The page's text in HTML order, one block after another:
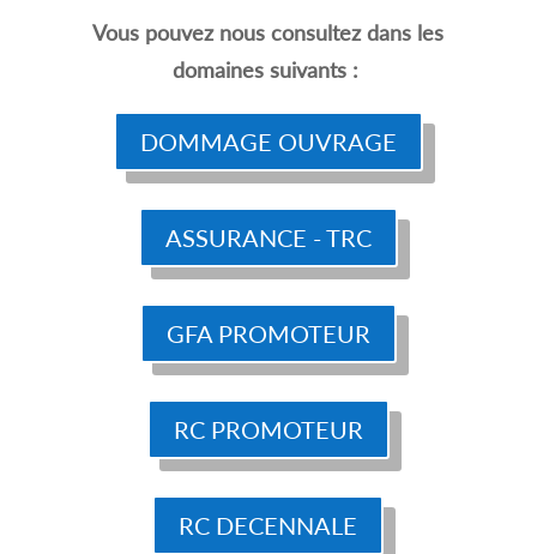
Vous pouvez nous consultez dans les
domaines suivants :
DOMMAGE OUVRAGE
ASSURANCE - TRC
GFA PROMOTEUR
RC PROMOTEUR
RC DECENNALE